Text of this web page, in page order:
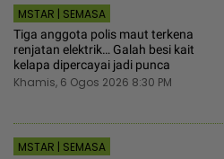
MSTAR | SEMASA
Tiga anggota polis maut terkena
renjatan elektrik… Galah besi kait
kelapa dipercayai jadi punca
Khamis, 6 Ogos 2026 8:30 PM
MSTAR | SEMASA